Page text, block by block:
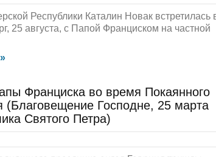
Республики Каталин Новак встретилась
25 августа, с Папой Франциском на частной
Франциска во время Покаянного
(Благовещение Господне, 25 марта
Святого Петра)